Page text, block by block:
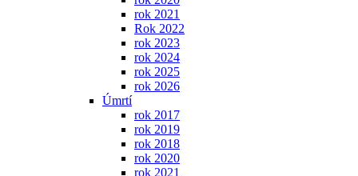
rok 2021
Rok 2022
rok 2023
rok 2024
rok 2025
rok 2026
Úmrtí
rok 2017
rok 2019
rok 2018
rok 2020
rok 2021